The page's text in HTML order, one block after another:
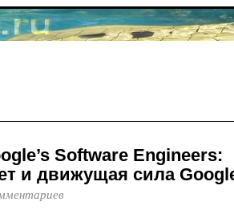
Software Engineers:
и движущая сила